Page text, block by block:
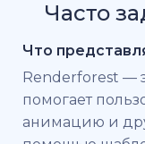
Часто
Что
Renderforest —
помогает
анимацию и